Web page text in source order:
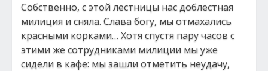
Собственно, с этой лестницы нас доблестная
милиция и сняла. Слава богу, мы отмахались
красными корками… Хотя спустя пару часов с
этими же сотрудниками милиции мы уже
сидели в кафе: мы зашли отметить неудачу,